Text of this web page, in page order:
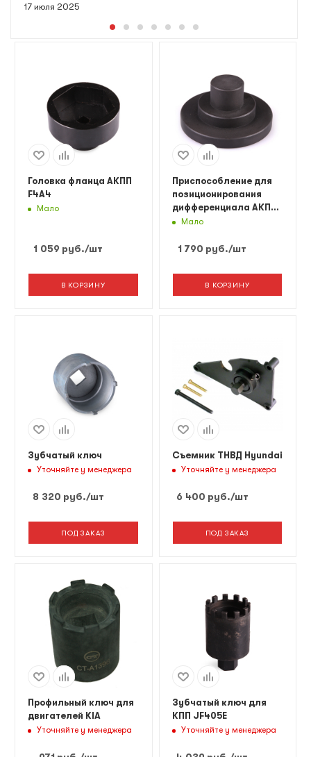
17 июля 2025
Головка фланца АКПП
F4A4
Мало
1 059 руб./шт
В КОРЗИНУ
Приспособление для
позиционирования
дифференциала АКПП
Car-Tool CT-N1028
Мало
1 790 руб./шт
В КОРЗИНУ
Зубчатый ключ
Уточняйте у менеджера
8 320 руб./шт
ПОД ЗАКАЗ
Съемник ТНВД Hyundai
Уточняйте у менеджера
6 400 руб./шт
ПОД ЗАКАЗ
Профильный ключ для
двигателей KIA
Уточняйте у менеджера
Зубчатый ключ для
КПП JF405E
Уточняйте у менеджера